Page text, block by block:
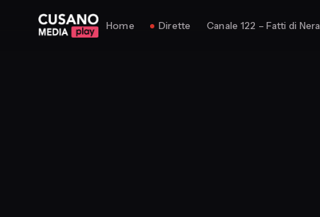
Home Dirette Canale 122 – Fatti di Nera